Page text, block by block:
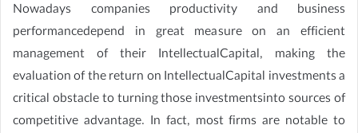
Nowadays companies productivity and business
performancedepend in great measure on an efficient
management of their IntellectualCapital, making the
evaluation of the return on IntellectualCapital investments a
critical obstacle to turning those investmentsinto sources of
competitive advantage. In fact, most firms are notable to